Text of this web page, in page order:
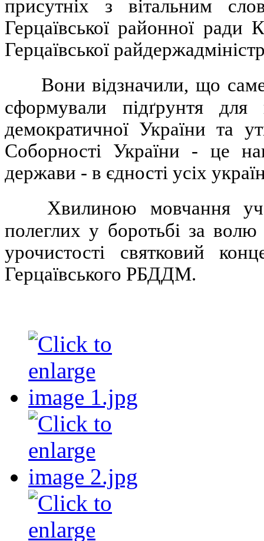
присутніх з вітальним
Герцаївської районної ради
Герцаївської
Вони відзначили, що
сформували підґрунтя для
демократичної України та
Соборності України - це
держави - в єдності усіх
Хвилиною мовчання
полеглих у боротьбі за
урочистості святковий
Герцаївського РБДДМ.